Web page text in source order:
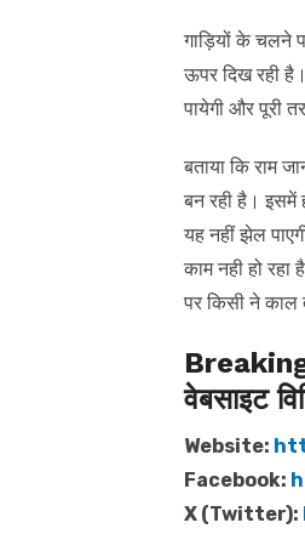
गाड़ियों के चलने
ऊपर दिख रही
पायेगी और पूरी
बताया कि राम
बन रही है। इसमें
यह नहीं झेल
काम नही हो
पर किसी ने काल
Breaking
वेबसाइट
Website:
Facebook:
X (Twitter):